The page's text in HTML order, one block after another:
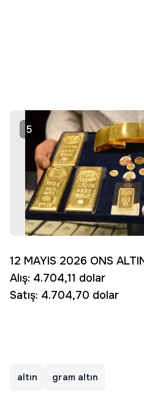
5
12 MAYIS 2026 ONS
Alış: 4.704,11 dolar
Satış: 4.704,70 dolar
altın gram altın